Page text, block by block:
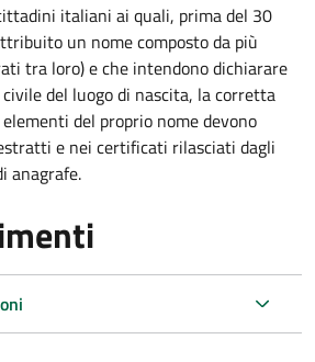
italiani ai quali, prima del 30
un nome composto da più
tra loro) e che intendono dichiarare
del luogo di nascita, la corretta
del proprio nome devono
e nei certificati rilasciati dagli
anagrafe.